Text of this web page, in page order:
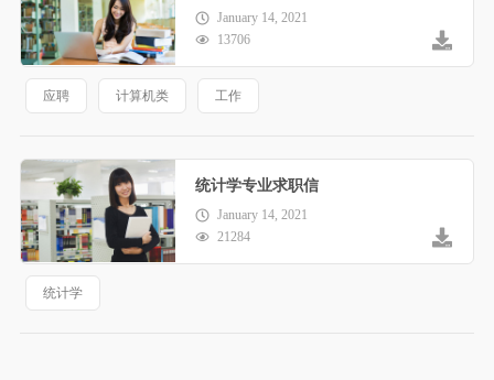
January 14, 2021
13706
应聘 计算机类 工作
统计学专业求职信
January 14, 2021
21284
统计学